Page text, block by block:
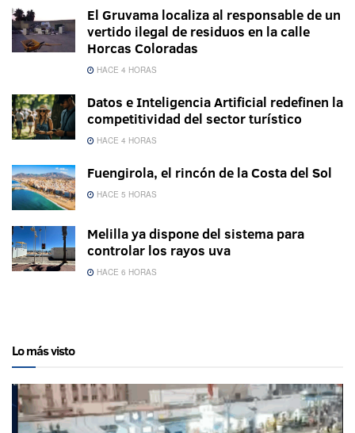
El Gruvama localiza al responsable de un
vertido ilegal de residuos en la calle
Horcas Coloradas
HACE 4 HORAS
Datos e Inteligencia Artificial redefinen la
competitividad del sector turístico
HACE 4 HORAS
Fuengirola, el rincón de la Costa del Sol
HACE 5 HORAS
Melilla ya dispone del sistema para
controlar los rayos uva
HACE 6 HORAS
Lo más visto